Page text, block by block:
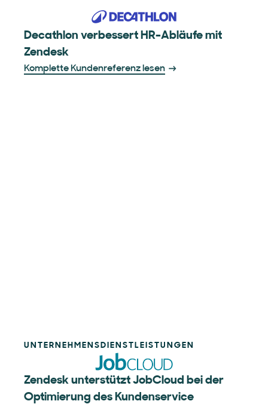
Decathlon verbessert HR-Abläufe mit
Zendesk
Komplette Kundenreferenz lesen
UNTERNEHMENSDIENSTLEISTUNGEN
Zendesk unterstützt JobCloud bei der
Optimierung des Kunden­­service